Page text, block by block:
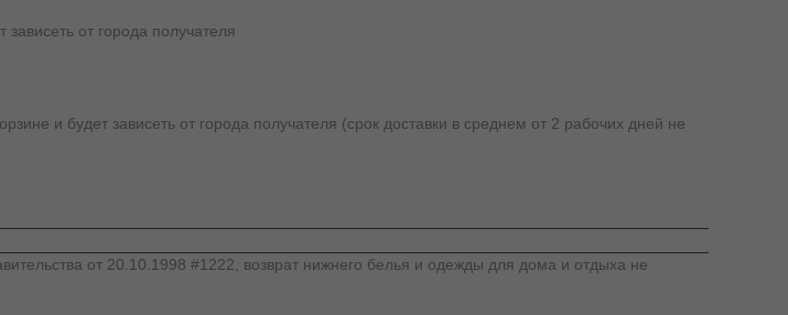
от города получателя
и будет зависеть от города получателя (срок доставки в среднем от 2 рабочих дней не
от 20.10.1998 #1222, возврат нижнего белья и одежды для дома и отдыха не